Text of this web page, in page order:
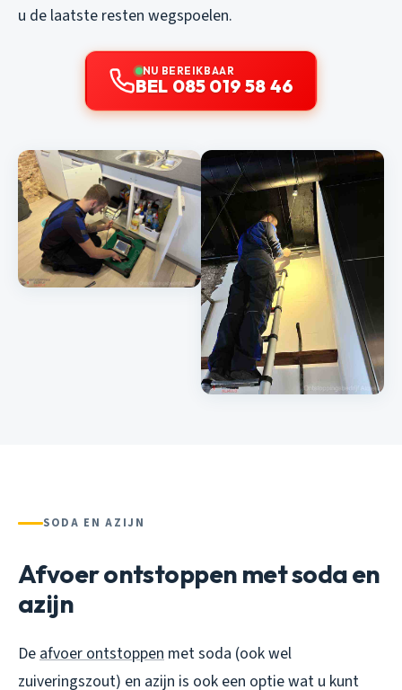
u de laatste resten wegspoelen.
NU BEREIKBAAR
BEL 085 019 58 46
SODA EN AZIJN
Afvoer ontstoppen met soda en
azijn
De afvoer ontstoppen met soda (ook wel
zuiveringszout) en azijn is ook een optie wat u kunt